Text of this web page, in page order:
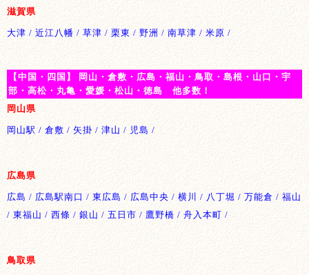
滋賀県
大津 / 近江八幡 / 草津 / 栗東 / 野洲 / 南草津 / 米原 /
【中国・四国】 岡山・倉敷・広島・福山・鳥取・島根・山口・宇
部・高松・丸亀・愛媛・松山・徳島 他多数！
岡山県
岡山駅 / 倉敷 / 矢掛 / 津山 / 児島 /
広島県
広島 / 広島駅南口 / 東広島 / 広島中央 / 横川 / 八丁堀 / 万能倉 / 福山
/ 東福山 / 西條 / 銀山 / 五日市 / 鷹野橋 / 舟入本町 /
鳥取県